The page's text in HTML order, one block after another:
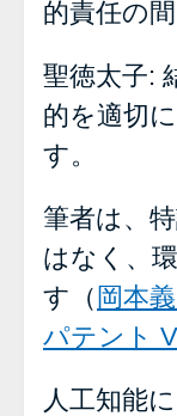
的責任の
聖徳太子:
的を適切
す。
筆者は、
はなく、
す（ 岡本
パテント
人工知能